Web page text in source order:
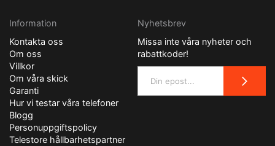
Information
Kontakta oss
Om oss
Villkor
Om våra skick
Garanti
Hur vi testar våra telefoner
Blogg
Personuppgiftspolicy
Telestore hållbarhetspartner
Nyhetsbrev
Missa inte våra nyheter och
rabattkoder!